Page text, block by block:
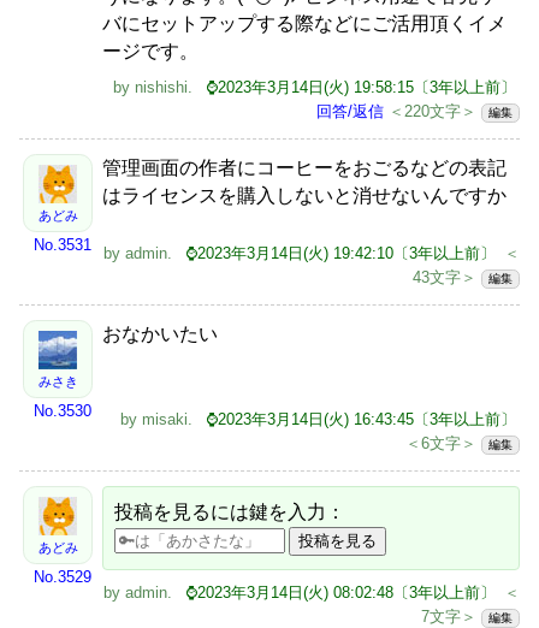
バにセットアップする際などにご活用頂くイメ
ージです。
by nishishi.
⌚2023年3月14日(火) 19:58:15〔3年以上前〕
回答/返信 ＜220文字＞ 編集
あどみ
No.3531
管理画面の作者にコーヒーをおごるなどの表記
はライセンスを購入しないと消せないんですか
by admin. ⌚2023年3月14日(火) 19:42:10〔3年以上前〕
＜
43文字＞
編集
みさき
No.3530
おなかいたい
by misaki.
⌚2023年3月14日(火) 16:43:45〔3年以上前〕
＜6文字＞
編集
あどみ
No.3529
投稿を見るには鍵を入力：
by admin. ⌚2023年3月14日(火) 08:02:48〔3年以上前〕
＜
7文字＞
編集